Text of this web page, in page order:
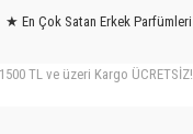
★ En Çok Satan Erkek Parfümleri
TL ve üzeri Kargo ÜCRETSİZ!